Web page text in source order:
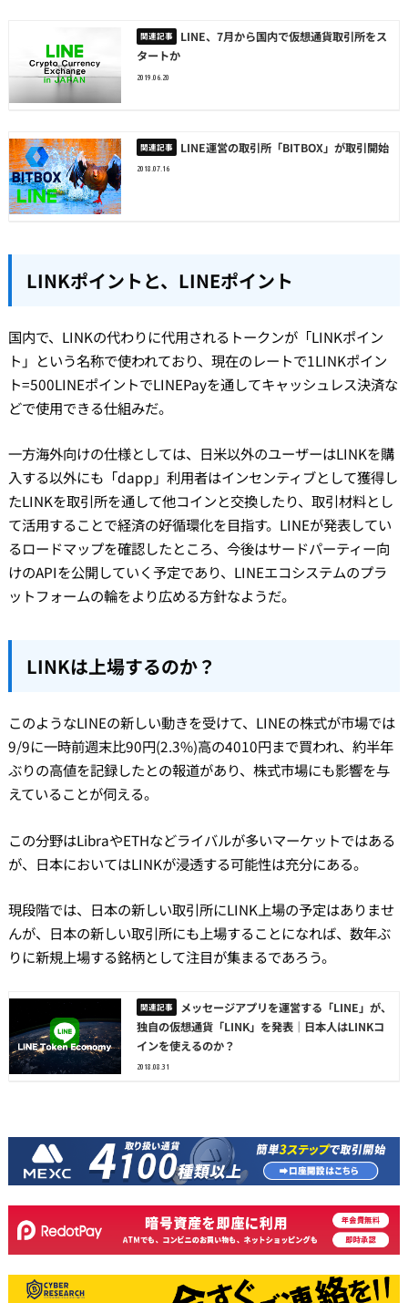
LINE、7月から国内で仮想通貨取引所をス
タートか
2019.06.20
LINE運営の取引所「BITBOX」が取引開始
2018.07.16
LINKポイントと、LINEポイント
国内で、LINKの代わりに代用されるトークンが「LINKポイン
ト」という名称で使われており、現在のレートで1LINKポイン
ト=500LINEポイントでLINEPayを通してキャッシュレス決済な
どで使用できる仕組みだ。
一方海外向けの仕様としては、日米以外のユーザーはLINKを購
入する以外にも「dapp」利用者はインセンティブとして獲得し
たLINKを取引所を通して他コインと交換したり、取引材料とし
て活用することで経済の好循環化を目指す。LINEが発表してい
るロードマップを確認したところ、今後はサードパーティー向
けのAPIを公開していく予定であり、LINEエコシステムのプラ
ットフォームの輪をより広める方針なようだ。
LINKは上場するのか？
このようなLINEの新しい動きを受けて、LINEの株式が市場では
9/9に一時前週末比90円(2.3%)高の4010円まで買われ、約半年
ぶりの高値を記録したとの報道があり、株式市場にも影響を与
えていることが伺える。
この分野はLibraやETHなどライバルが多いマーケットではある
が、日本においてはLINKが浸透する可能性は充分にある。
現段階では、日本の新しい取引所にLINK上場の予定はありませ
んが、日本の新しい取引所にも上場することになれば、数年ぶ
りに新規上場する銘柄として注目が集まるであろう。
メッセージアプリを運営する「LINE」が、
独自の仮想通貨「LINK」を発表｜日本人はLINKコ
インを使えるのか？
2018.08.31